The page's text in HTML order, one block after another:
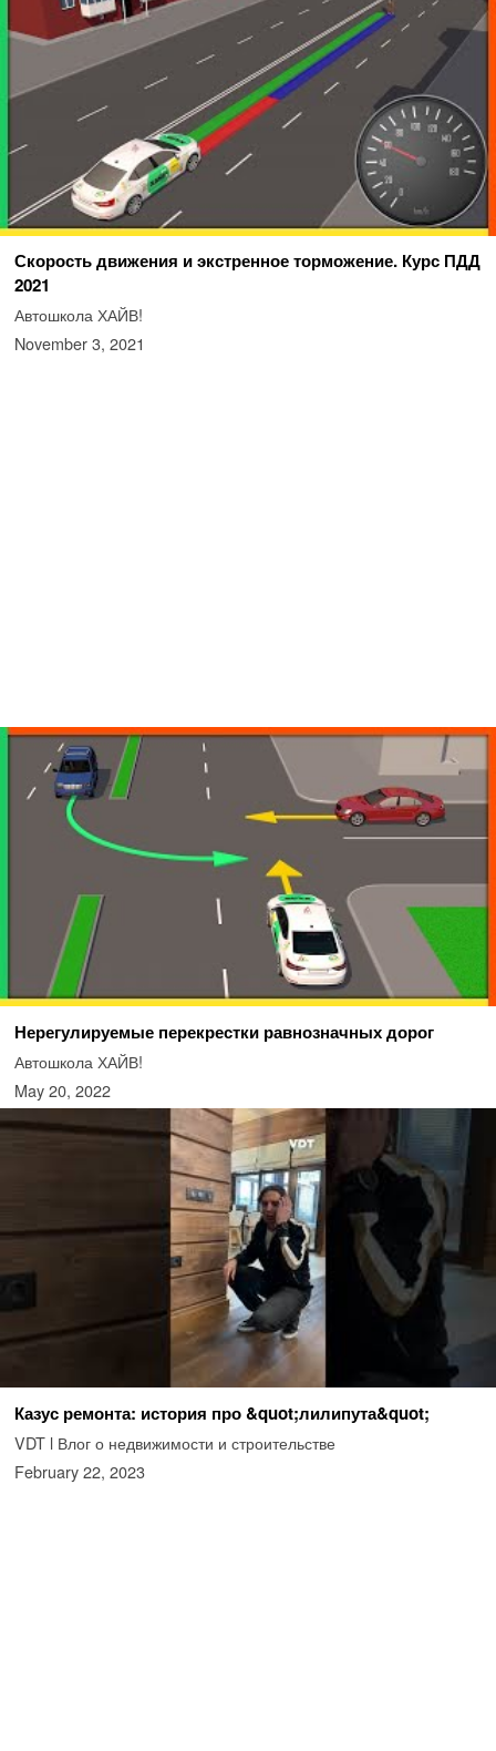
Скорость движения и экстренное торможение. Курс ПДД
2021
Автошкола ХАЙВ!
November 3, 2021
Нерегулируемые перекрестки равнозначных дорог
Автошкола ХАЙВ!
May 20, 2022
Казус ремонта: история про &quot;лилипута&quot;
VDT l Влог о недвижимости и строительстве
February 22, 2023